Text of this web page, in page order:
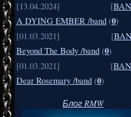
[13.04.2024]
[
A DYING EMBER /band (0)
[01.03.2021]
[
Beyond The Body /band (0)
[01.03.2021]
[
Dear Rosemary /band (0)
Блог RMW